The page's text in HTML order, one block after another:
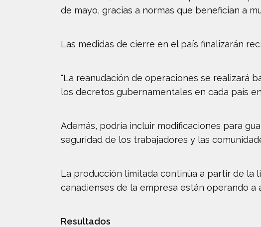
de mayo, gracias a normas que benefician a
Las medidas de cierre en el país finalizarán
"La reanudación de operaciones se realizará
los decretos gubernamentales en cada país
Además, podría incluir modificaciones para
seguridad de los trabajadores y las
La producción limitada continúa a partir de la
canadienses de la empresa están operando a
Resultados